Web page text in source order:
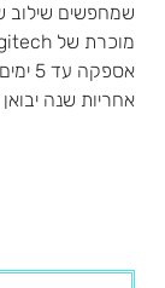
שמחפשים שילוב
מוכרת של Logitech לשימוש יומיומי מקצועי ונעים
אספקה עד 5 ימים
אחריות שנה